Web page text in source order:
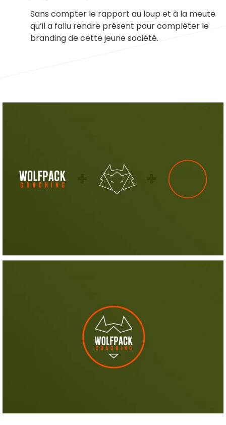
Sans compter le rapport au loup et à la meute
qu’il a fallu rendre présent pour compléter le
branding de cette jeune société.